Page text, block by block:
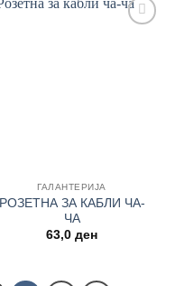
ГАЛАНТЕРИЈА
РОЗЕТНА ЗА КАБЛИ ЧА-
ЧА
63,0 ден